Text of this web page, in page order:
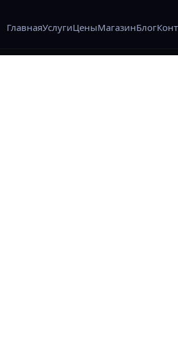
ГлавнаяУслугиЦеныМагазинБлог